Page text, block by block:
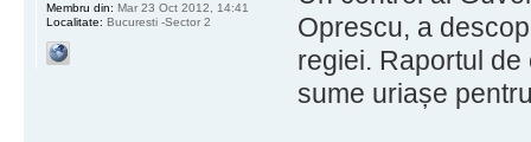
Oprescu, a
regiei. Raportul
sume uriașe
Membru din: Mar 23 Oct 2012, 14:41
Localitate: Bucuresti -Sector 2